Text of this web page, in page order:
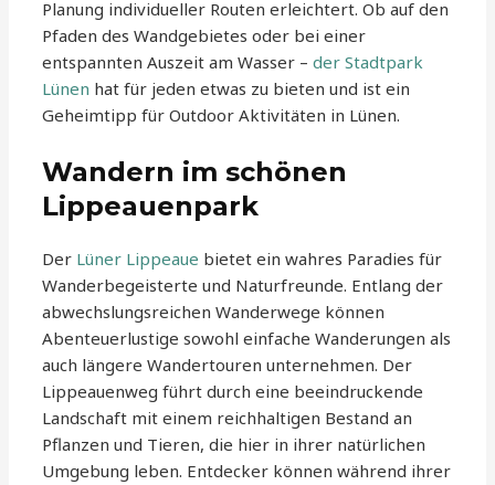
Planung individueller Routen erleichtert. Ob auf den
Pfaden des Wandgebietes oder bei einer
entspannten Auszeit am Wasser –der Stadtpark
Lünen hat für jeden etwas zu bieten und ist ein
Geheimtipp für Outdoor Aktivitäten in Lünen.
Wandern im schönen
Lippeauenpark
Der Lüner Lippeaue bietet ein wahres Paradies für
Wanderbegeisterte und Naturfreunde. Entlang der
abwechslungsreichen Wanderwege können
Abenteuerlustige sowohl einfache Wanderungen als
auch längere Wandertouren unternehmen. Der
Lippeauenweg führt durch eine beeindruckende
Landschaft mit einem reichhaltigen Bestand an
Pflanzen und Tieren, die hier in ihrer natürlichen
Umgebung leben. Entdecker können während ihrer